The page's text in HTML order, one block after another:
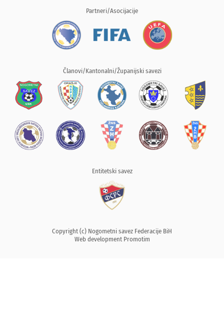
Partneri/Asocijacije
Članovi/Kantonalni/Županijski savezi
Entitetski savez
Copyright (c) Nogometni savez Federacije BiH
Web development Promotim